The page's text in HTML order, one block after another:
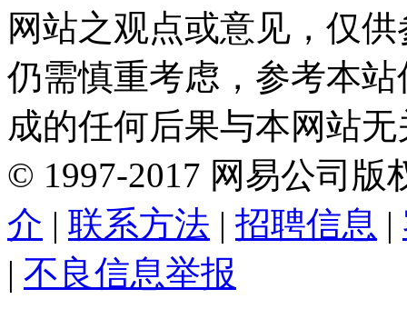
网站之观点或意见，仅
仍需慎重考虑，参考本
成的任何后果与本网站
© 1997-2017 网易公司版
介 | 联系方法 | 招聘信息 |
| 不良信息举报